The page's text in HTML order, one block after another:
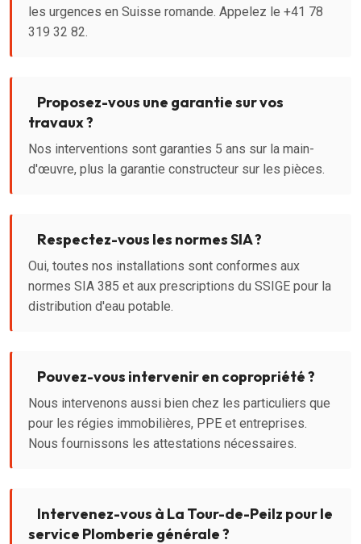
les urgences en Suisse romande. Appelez le +41 78
319 32 82.
Proposez-vous une garantie sur vos
travaux ?
Nos interventions sont garanties 5 ans sur la main-
d'œuvre, plus la garantie constructeur sur les pièces.
Respectez-vous les normes SIA ?
Oui, toutes nos installations sont conformes aux
normes SIA 385 et aux prescriptions du SSIGE pour la
distribution d'eau potable.
Pouvez-vous intervenir en copropriété ?
Nous intervenons aussi bien chez les particuliers que
pour les régies immobilières, PPE et entreprises.
Nous fournissons les attestations nécessaires.
Intervenez-vous à La Tour-de-Peilz pour le
service Plomberie générale ?